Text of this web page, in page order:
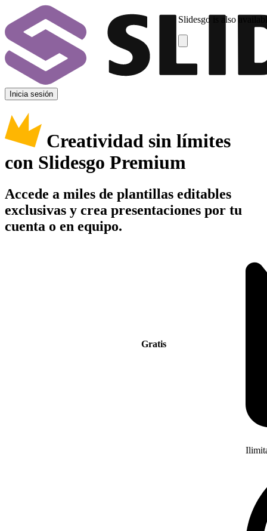
Slidesgo is also
Inicia sesión
Creatividad sin límites
con Slidesgo Premium
Accede a miles de plantillas editables
exclusivas y crea presentaciones por tu
cuenta o en equipo.
Gratis